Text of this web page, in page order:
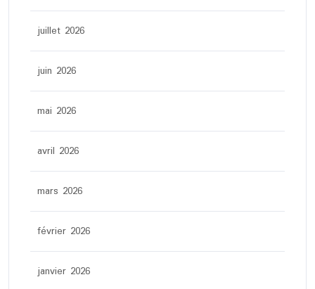
juillet 2026
juin 2026
mai 2026
avril 2026
mars 2026
février 2026
janvier 2026